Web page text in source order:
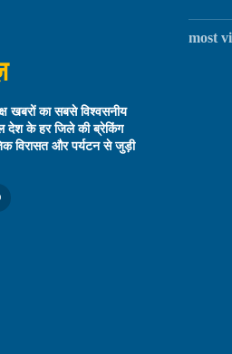
खबरों का सबसे विश्वसनीय
देश के हर जिले की ब्रेकिंग
विरासत और पर्यटन से जुड़ी
most